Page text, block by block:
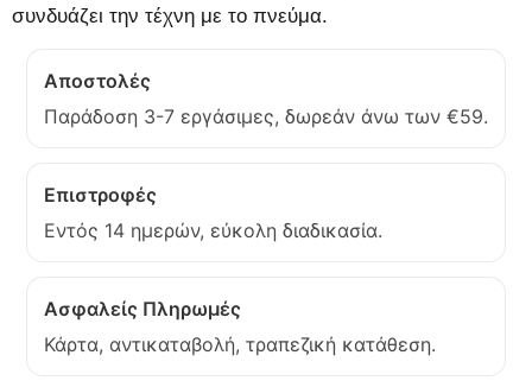
συνδυάζει την τέχνη με το πνεύμα.
Αποστολές
Παράδοση 3-7 εργάσιμες, δωρεάν άνω των €59.
Επιστροφές
Εντός 14 ημερών, εύκολη διαδικασία.
Ασφαλείς Πληρωμές
Κάρτα, αντικαταβολή, τραπεζική κατάθεση.